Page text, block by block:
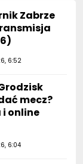
Zabrze
6:52
mecz?
online
6:04